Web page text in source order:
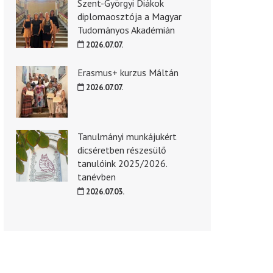
Szent-Györgyi Diákok
diplomaosztója a Magyar
Tudományos Akadémián
2026.07.07.
Erasmus+ kurzus Máltán
2026.07.07.
Tanulmányi munkájukért
dicséretben részesülő
tanulóink 2025/2026.
tanévben
2026.07.03.